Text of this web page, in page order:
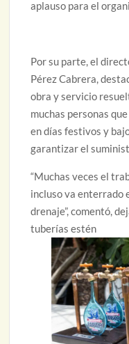
aplauso para el
Por su parte, el
Pérez Cabrera,
obra y servicio
muchas personas
en días festivos y
garantizar el
“Muchas veces el
incluso va enterrado
drenaje”, comentó,
tuberías estén